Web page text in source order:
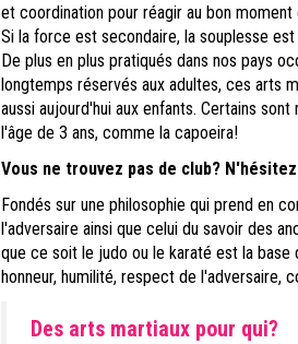
et coordination pour réagir au bon moment
Si la force est secondaire, la souplesse est
De plus en plus pratiqués dans nos pays
longtemps réservés aux adultes, ces arts
aussi aujourd'hui aux enfants. Certains
l'âge de 3 ans, comme la capoeira!
Vous ne trouvez pas de club?
Fondés sur une philosophie qui prend en
l'adversaire ainsi que celui du savoir des
que ce soit le judo ou le karaté est la
honneur, humilité, respect de l'adversaire,
Des arts martiaux pour qui?